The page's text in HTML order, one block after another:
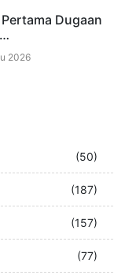
Dugaan
2026
(50)
(187)
(157)
(77)